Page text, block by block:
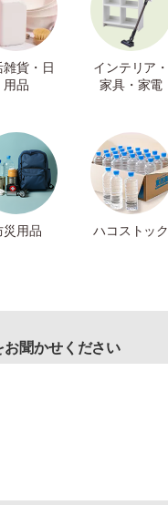
雑貨・日
用品
インテリア・
家具・家電
災用品 ハコストック
お聞かせください